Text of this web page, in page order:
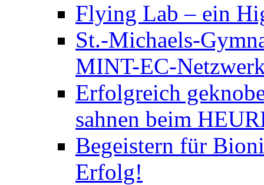
Flying Lab – ein
St.-Michaels-
MINT-EC-
Erfolgreich
sahnen beim
Begeistern für
Erfolg!